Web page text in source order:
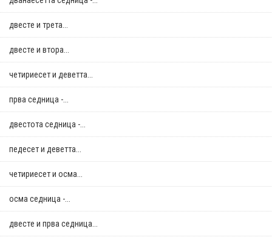
двестe и трета...
двестe и втора...
четириесет и деветта...
прва седница -...
двестота седница -...
педесет и деветта...
четириесет и осма...
осма седница -...
двестe и прва седница...